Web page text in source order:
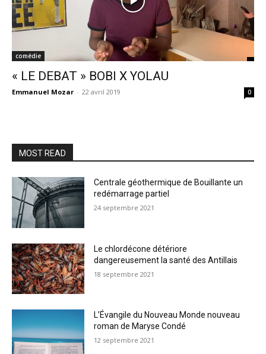
comédie
« LE DEBAT » BOBI X YOLAU
Emmanuel Mozar - 22 avril 2019 0
MOST READ
Centrale géothermique de Bouillante un
redémarrage partiel
24 septembre 2021
Le chlordécone détériore
dangereusement la santé des Antillais
18 septembre 2021
L’Évangile du Nouveau Monde nouveau
roman de Maryse Condé
12 septembre 2021